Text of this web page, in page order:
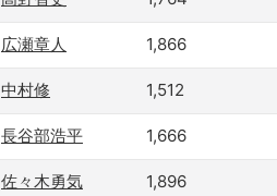
広瀬章人 1,866
中村修 1,512
長谷部浩平 1,666
佐々木勇気 1,896